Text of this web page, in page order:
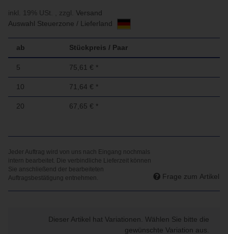
inkl. 19% USt. , zzgl. Versand
Auswahl Steuerzone / Lieferland
ab Stückpreis / Paar
5 75,61 € *
10 71,64 € *
20 67,65 € *
Frage zum Artikel
Dieser Artikel hat Variationen. Wählen Sie bitte die
gewünschte Variation aus.